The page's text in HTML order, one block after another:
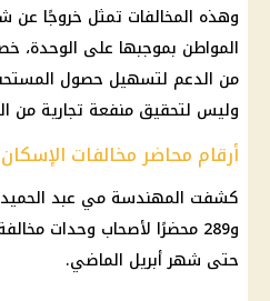
وهذه المخالفات تمثل خروجًا
المواطن بموجبها على الوحدة،
من الدعم لتسهيل حصول
وليس لتحقيق منفعة تجارية من
أرقام محاضر مخالفات
و289 محضرًا لأصحاب وحدات
حتى شهر أبريل الماضي.